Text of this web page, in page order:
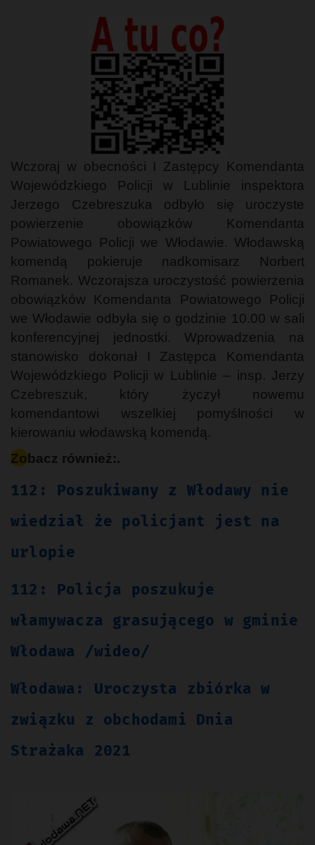
Wczoraj w obecności I Zastępcy Komendanta
Wojewódzkiego Policji w Lublinie inspektora
Jerzego Czebreszuka odbyło się uroczyste
powierzenie obowiązków Komendanta
Powiatowego Policji we Włodawie. Włodawską
komendą pokieruje nadkomisarz Norbert
Romanek. Wczorajsza uroczystość powierzenia
obowiązków Komendanta Powiatowego Policji
we Włodawie odbyła się o godzinie 10.00 w sali
konferencyjnej jednostki. Wprowadzenia na
stanowisko dokonał I Zastępca Komendanta
Wojewódzkiego Policji w Lublinie – insp. Jerzy
Czebreszuk, który życzył nowemu
komendantowi wszelkiej pomyślności w
kierowaniu włodawską komendą.
Zobacz również:.
112: Poszukiwany z Włodawy nie
wiedział że policjant jest na
urlopie
112: Policja poszukuje
włamywacza grasującego w gminie
Włodawa /wideo/
Włodawa: Uroczysta zbiórka w
związku z obchodami Dnia
Strażaka 2021